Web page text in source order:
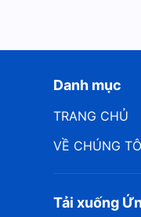
Danh mục
TRANG CHỦ
VỀ CHÚNG
Tải xuống